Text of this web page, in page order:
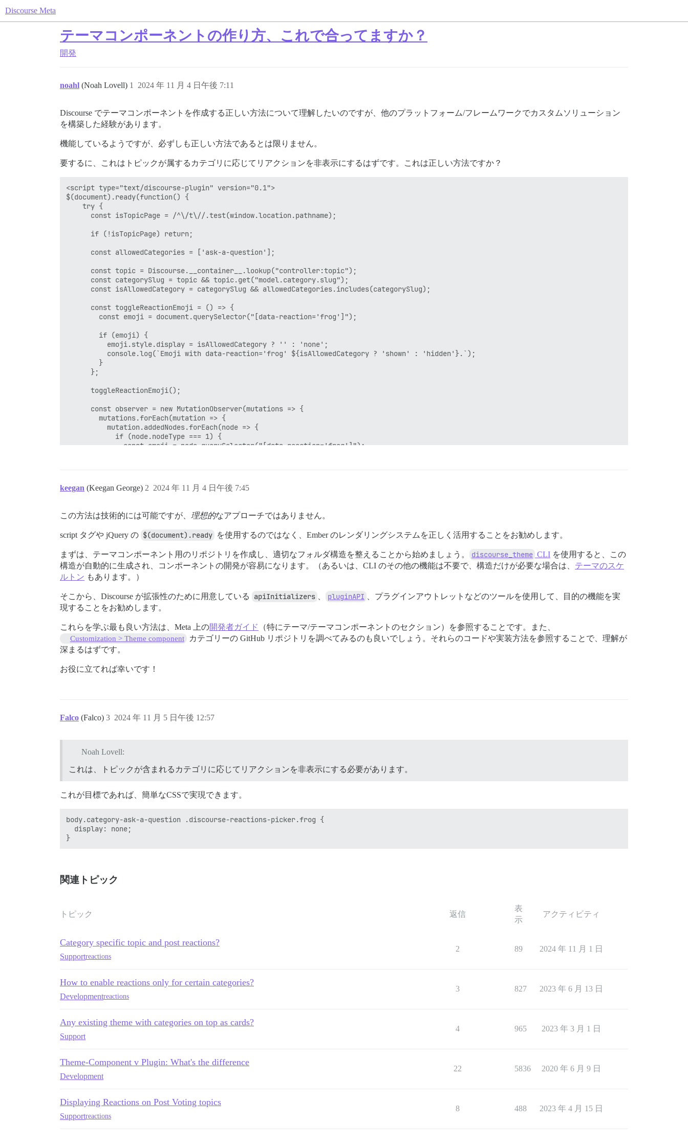
Discourse Meta
テーマコンポーネントの作り方、これで合ってますか？
開発
noahl (Noah Lovell) 2024 年 11 月 4 日午後 7:11
1
Discourse でテーマコンポーネントを作成する正しい方法について理解したいのですが、他のプラットフォーム/フレームワークでカスタムソリューション
を構築した経験があります。
機能しているようですが、必ずしも正しい方法であるとは限りません。
要するに、これはトピックが属するカテゴリに応じてリアクションを非表示にするはずです。これは正しい方法ですか？
<script type="text/discourse-plugin" version="0.1">
$(document).ready(function() {
    try {
      const isTopicPage = /^\/t\//.test(window.location.pathname);
      if (!isTopicPage) return;
      const allowedCategories = ['ask-a-question'];
      const topic = Discourse.__container__.lookup("controller:topic");
      const categorySlug = topic && topic.get("model.category.slug");
      const isAllowedCategory = categorySlug && allowedCategories.includes(categorySlug);
      const toggleReactionEmoji = () => {
        const emoji = document.querySelector("[data-reaction='frog']");
        if (emoji) {
          emoji.style.display = isAllowedCategory ? '' : 'none';
          console.log(`Emoji with data-reaction='frog' ${isAllowedCategory ? 'shown' : 'hidden'}.`);
        }
      };
      toggleReactionEmoji();
      const observer = new MutationObserver(mutations => {
        mutations.forEach(mutation => {
          mutation.addedNodes.forEach(node => {
            if (node.nodeType === 1) {
              const emoji = node.querySelector("[data-reaction='frog']");
            }
        });
      });
      observer.observe(document.body, { childList: true, subtree: true });
      api.cleanupStream(() => observer.disconnect());
    } catch (error) {
      console.error("An error occurred in the emoji toggle script:", error);
    }
  });
keegan (Keegan George) 2024 年 11 月 4 日午後 7:45
2
この方法は技術的には可能ですが、 理想的なアプローチではありません。
script タグや jQuery の $(document).ready を使用するのではなく、Ember のレンダリングシステムを正しく活用することをお勧めします。
まずは、テーマコンポーネント用のリポジトリを作成し、適切なフォルダ構造を整えることから始めましょう。 discourse_theme CLI を使用すると、この
構造が自動的に生成され、コンポーネントの開発が容易になります。（あるいは、CLI のその他の機能は不要で、構造だけが必要な場合は、 テーマのスケ
ルトン もあります。）
そこから、Discourse が拡張性のために用意している apiInitializers pluginAPI
、プラグインアウトレットなどのツールを使用して、目的の機能を実
現することをお勧めします。
これらを学ぶ最も良い方法は、Meta 上の開発者ガイド （特にテーマ/テーマコンポーネントのセクション）を参照することです。また、
Customization > Theme component
カテゴリーの GitHub リポジトリを調べてみるのも良いでしょう。それらのコードや実装方法を参照することで、理解が
深まるはずです。
お役に立てれば幸いです！
Falco (Falco) 2024 年 11 月 5 日午後 12:57
3
Noah Lovell:
これは、トピックが含まれるカテゴリに応じてリアクションを非表示にする必要があります。
これが目標であれば、簡単なCSSで実現できます。
body.category-ask-a-question .discourse-reactions-picker.frog {
  display: none;
関連トピック
トピック 返信
表
示
アクティビティ
Category specific topic and post reactions?
Supportreactions
2 89 2024 年 11 月 1 日
How to enable reactions only for certain categories?
Developmentreactions
3 827 2023 年 6 月 13 日
Any existing theme with categories on top as cards?
Support
4 965 2023 年 3 月 1 日
Theme-Component v Plugin: What's the difference
Development
22 5836 2020 年 6 月 9 日
Displaying Reactions on Post Voting topics
Supportreactions
8 488 2023 年 4 月 15 日